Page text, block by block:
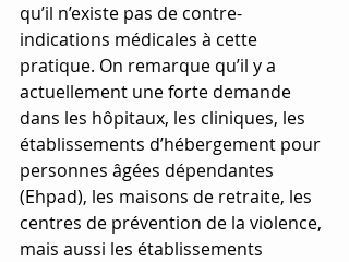
qu’il n’existe pas de contre-
indications médicales à cette
pratique. On remarque qu’il y a
actuellement une forte demande
dans les hôpitaux, les cliniques, les
établissements d’hébergement pour
personnes âgées dépendantes
(Ehpad), les maisons de retraite, les
centres de prévention de la violence,
mais aussi les établissements